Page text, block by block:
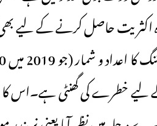
اکثریت حاصل کرنے کے لیے بھی
لیے خطرے کی گھنٹی ہے۔اس